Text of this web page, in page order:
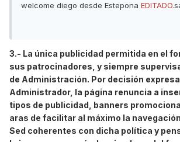
welcome diego desde Estepona EDITADO.
3.- La única publicidad permitida en el
sus patrocinadores, y siempre
de Administración. Por decisión
Administrador, la página renuncia a
tipos de publicidad, banners
aras de facilitar al máximo la
Sed coherentes con dicha política y